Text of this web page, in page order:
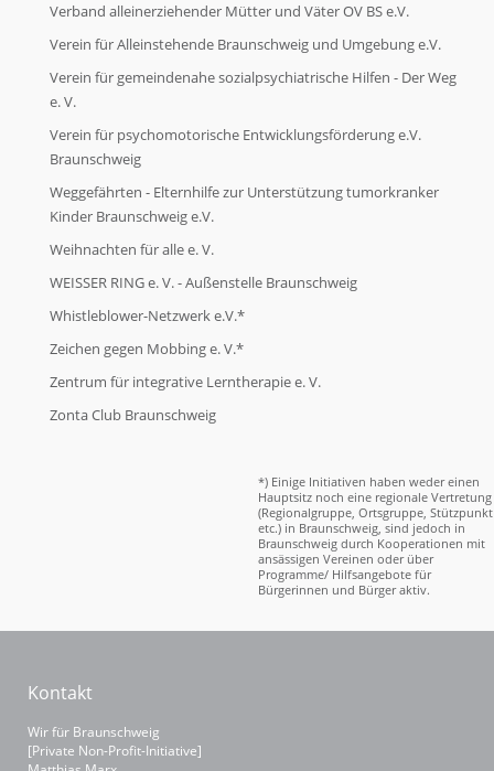
Verband alleinerziehender Mütter und Väter OV BS e.V.
Verein für Alleinstehende Braunschweig und Umgebung e.V.
Verein für gemeindenahe sozialpsychiatrische Hilfen - Der Weg
e. V.
Verein für psychomotorische Entwicklungsförderung e.V.
Braunschweig
Weggefährten - Elternhilfe zur Unterstützung tumorkranker
Kinder Braunschweig e.V.
Weihnachten für alle e. V.
WEISSER RING e. V. - Außenstelle Braunschweig
Whistleblower-Netzwerk e.V.*
Zeichen gegen Mobbing e. V.*
Zentrum für integrative Lerntherapie e. V.
Zonta Club Braunschweig
*) Einige Initiativen haben weder einen
Hauptsitz noch eine regionale Vertretung
(Regionalgruppe, Ortsgruppe, Stützpunkt
etc.) in Braunschweig, sind jedoch in
Braunschweig durch Kooperationen mit
ansässigen Vereinen oder über
Programme/ Hilfsangebote für
Bürgerinnen und Bürger aktiv.
Kontakt
Wir für Braunschweig
[Private Non-Profit-Initiative]